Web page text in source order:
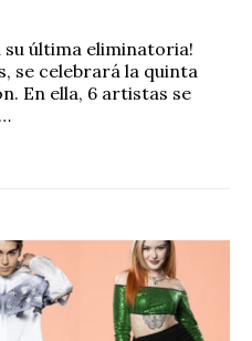
su última eliminatoria!
se celebrará la quinta
En ella, 6 artistas se